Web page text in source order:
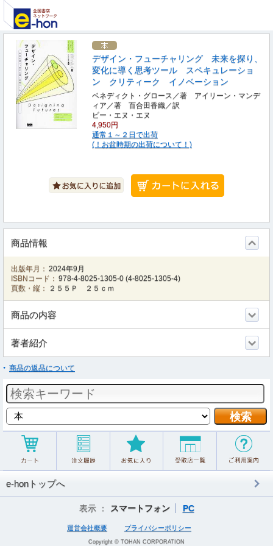
デザイン・フューチャリング 未来を探り、
変化に導く思考ツール スペキュレーショ
ン クリティーク イノベーション
ベネディクト・グロース／著 アイリーン・マンデ
ィア／著 百合田香織／訳
ビー・エヌ・エヌ
4,950円
通常１～２日で出荷
(！お盆時期の出荷について！)
商品情報
出版年月： 2024年9月
ISBNコード： 978-4-8025-1305-0 (4-8025-1305-4)
頁数・縦：
２５５Ｐ ２５ｃｍ
商品の内容
著者紹介
商品の返品について
e-honトップへ
表示 ： スマートフォン PC
運営会社概要 プライバシーポリシー
Copyright © TOHAN CORPORATION